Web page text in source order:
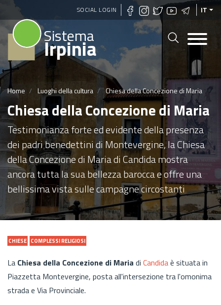
Salta
al
contenuto
SOCIAL LOGIN IT
Sistema
Irpinia
Home Luoghi della cultura Chiesa della Concezione di Maria
Chiesa della Concezione di Maria
Testimonianza forte ed evidente della presenza
dei padri benedettini di Montevergine, la Chiesa
della Concezione di Maria di Candida mostra
ancora tutta la sua bellezza barocca e offre una
bellissima vista sulle campagne circostanti
CHIESE COMPLESSI RELIGIOSI
La Chiesa della Concezione di Maria di Candidaè situata in
Piazzetta Montevergine, posta all'intersezione tra l'omonima
strada e Via Provinciale.